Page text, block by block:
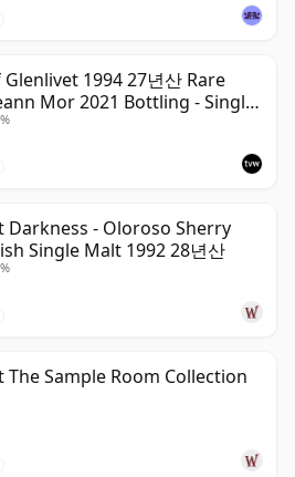
1994 27년산 Rare
Mor 2021 Bottling - Single
Darkness - Oloroso Sherry
Single Malt 1992 28년산
The Sample Room Collection